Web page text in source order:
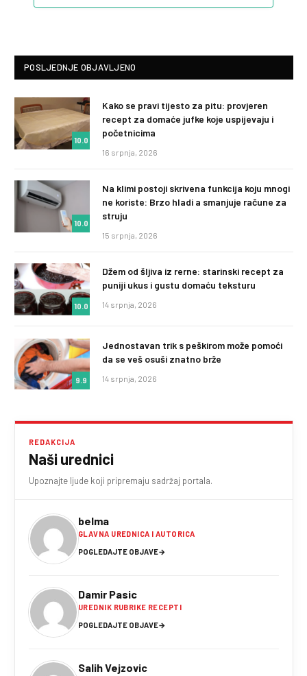
POSLJEDNJE OBJAVLJENO
10.0
Kako se pravi tijesto za pitu: provjeren
recept za domaće jufke koje uspijevaju i
početnicima
16 srpnja, 2026
10.0
Na klimi postoji skrivena funkcija koju mnogi
ne koriste: Brzo hladi a smanjuje račune za
struju
15 srpnja, 2026
10.0
Džem od šljiva iz rerne: starinski recept za
puniji ukus i gustu domaću teksturu
14 srpnja, 2026
9.9
Jednostavan trik s peškirom može pomoći
da se veš osuši znatno brže
14 srpnja, 2026
REDAKCIJA
Naši urednici
Upoznajte ljude koji pripremaju sadržaj portala.
belma
GLAVNA UREDNICA I AUTORICA
POGLEDAJTE OBJAVE→
Damir Pasic
UREDNIK RUBRIKE RECEPTI
POGLEDAJTE OBJAVE→
Salih Vejzovic